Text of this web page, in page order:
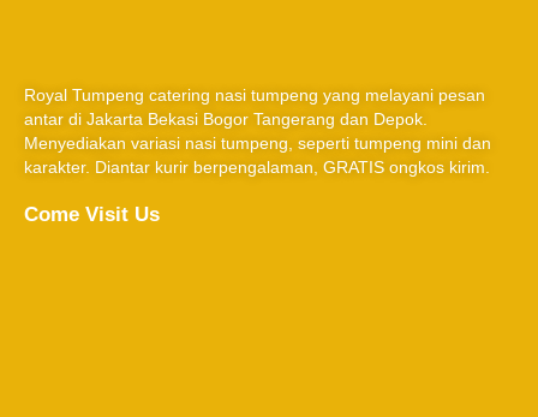
Royal Tumpeng catering nasi tumpeng yang melayani pesan
antar di Jakarta Bekasi Bogor Tangerang dan Depok.
Menyediakan variasi nasi tumpeng, seperti tumpeng mini dan
karakter. Diantar kurir berpengalaman, GRATIS ongkos kirim.
Come Visit Us